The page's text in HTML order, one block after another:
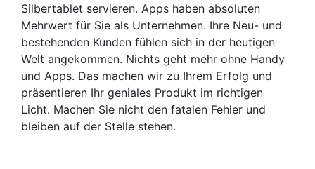
Silbertablet servieren. Apps haben absoluten
Mehrwert für Sie als Unternehmen. Ihre Neu- und
bestehenden Kunden fühlen sich in der heutigen
Welt angekommen. Nichts geht mehr ohne Handy
und Apps. Das machen wir zu Ihrem Erfolg und
präsentieren Ihr geniales Produkt im richtigen
Licht. Machen Sie nicht den fatalen Fehler und
bleiben auf der Stelle stehen.